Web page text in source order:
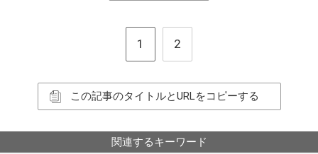
1 2
この記事のタイトルとURLをコピーする
関連するキーワード